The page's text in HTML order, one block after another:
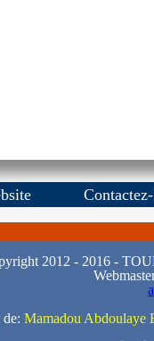
2012 - 2016 -
Mamadou